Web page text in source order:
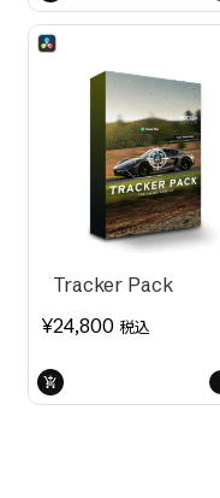
Tracker Pack
¥24,800 税込